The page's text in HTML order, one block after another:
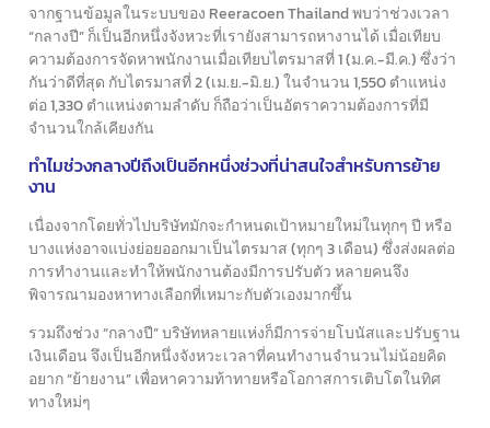
จากฐานข้อมูลในระบบของ Reeracoen Thailand พบว่าช่วงเวลา
“กลางปี” ก็เป็นอีกหนึ่งจังหวะที่เรายังสามารถหางานได้ เมื่อเทียบ
ความต้องการจัดหาพนักงานเมื่อเทียบไตรมาสที่ 1 (ม.ค.-มี.ค.) ซึ่งว่า
กันว่าดีที่สุด กับไตรมาสที่ 2 (เม.ย.-มิ.ย.) ในจำนวน 1,550 ตำแหน่ง
ต่อ 1,330 ตำแหน่งตามลำดับ ก็ถือว่าเป็นอัตราความต้องการที่มี
จำนวนใกล้เคียงกัน
ทำไมช่วงกลางปีถึงเป็นอีกหนึ่งช่วงที่น่าสนใจสำหรับการย้าย
งาน
เนื่องจากโดยทั่วไปบริษัทมักจะกำหนดเป้าหมายใหม่ในทุกๆ ปี หรือ
บางแห่งอาจแบ่งย่อยออกมาเป็นไตรมาส (ทุกๆ 3 เดือน) ซึ่งส่งผลต่อ
การทำงานและทำให้พนักงานต้องมีการปรับตัว หลายคนจึง
พิจารณามองหาทางเลือกที่เหมาะกับตัวเองมากขึ้น
รวมถึงช่วง “กลางปี” บริษัทหลายแห่งก็มีการจ่ายโบนัสและปรับฐาน
เงินเดือน จึงเป็นอีกหนึ่งจังหวะเวลาที่คนทำงานจำนวนไม่น้อยคิด
อยาก “ย้ายงาน” เพื่อหาความท้าทายหรือโอกาสการเติบโตในทิศ
ทางใหม่ๆ